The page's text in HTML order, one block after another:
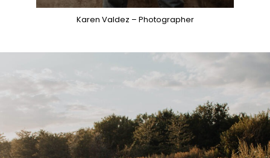
Karen Valdez – Photographer